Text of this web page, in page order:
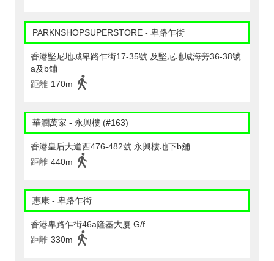
PARKNSHOPSUPERSTORE - 卑路乍街
香港堅尼地城卑路乍街17-35號 及堅尼地城海旁36-38號
a及b鋪
距離 170m
華潤萬家 - 永興樓 (#163)
香港皇后大道西476-482號 永興樓地下b舖
距離 440m
惠康 - 卑路乍街
香港卑路乍街46a隆基大厦 G/f
距離 330m